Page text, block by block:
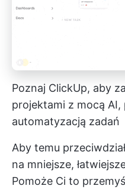
Poznaj ClickUp, aby
projektami z mocą AI,
automatyzacją zadań
Aby temu
na mniejsze,
Pomoże Ci to